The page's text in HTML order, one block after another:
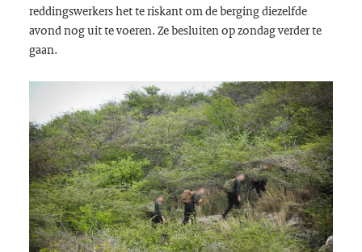
reddingswerkers het te riskant om de berging diezelfde
avond nog uit te voeren. Ze besluiten op zondag verder te
gaan.